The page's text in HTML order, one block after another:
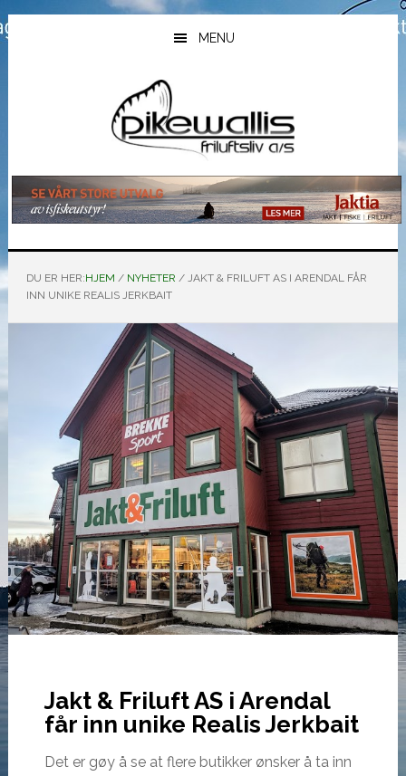
Hopp
til
Hopp
til
Hopp
til
MENU
DU ER HER:HJEM / NYHETER /JAKT & FRILUFT AS I ARENDAL FÅR
INN UNIKE REALIS JERKBAIT
Jakt & Friluft AS i Arendal
får inn unike Realis Jerkbait
Det er gøy å se at flere butikker ønsker å ta inn